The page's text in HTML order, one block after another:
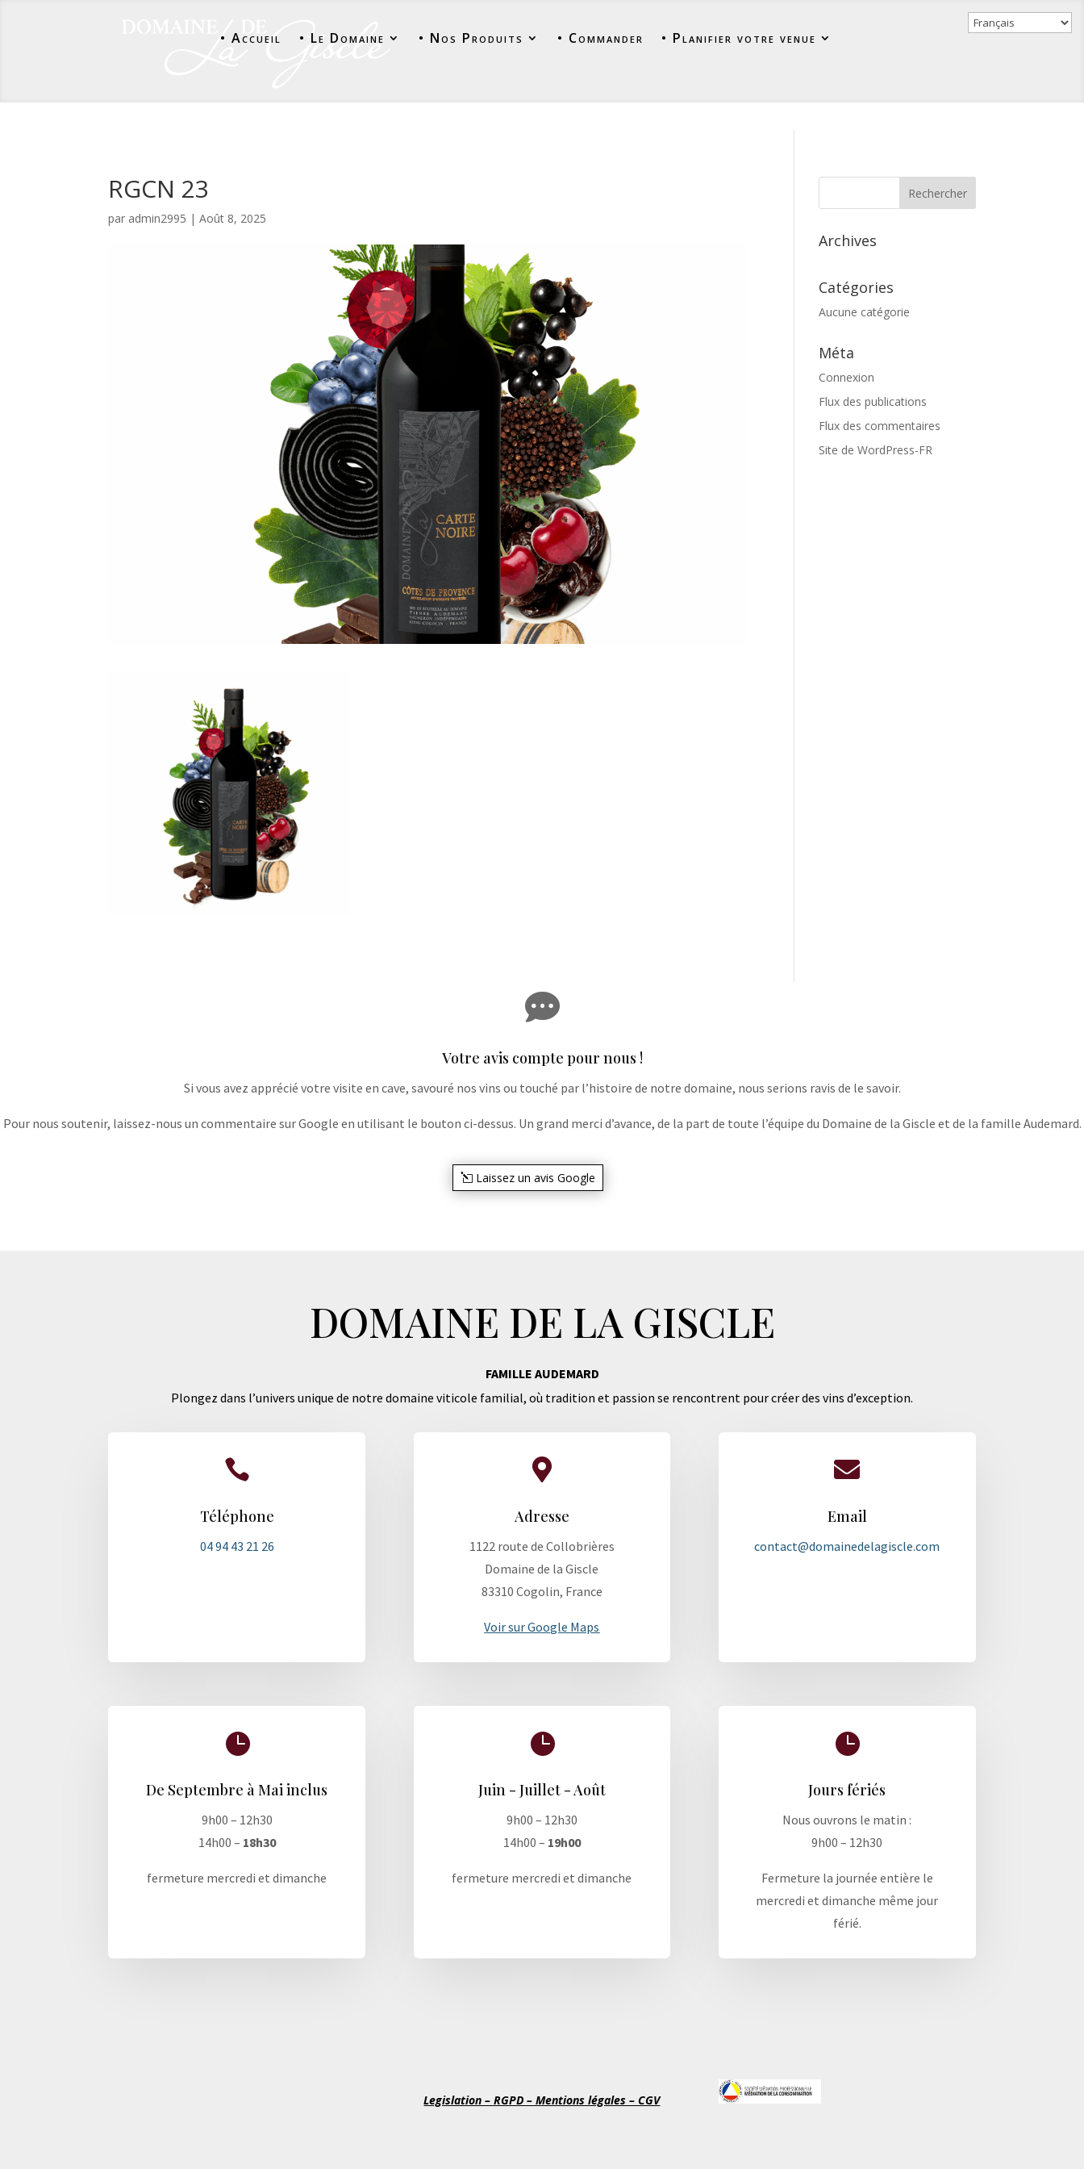
• Accueil • Le Domaine • Nos Produits • Commander • Planifier votre venue
RGCN 23
par admin2995 |Août 8, 2025
Archives
Catégories
Aucune catégorie
Méta
Connexion
Flux des publications
Flux des commentaires
Site de WordPress-FR

Votre avis compte pour nous !
Si vous avez apprécié votre visite en cave, savouré nos vins ou touché par l’histoire de notre domaine, nous serions ravis de le savoir.
Pour nous soutenir, laissez-nous un commentaire sur Google en utilisant le bouton ci-dessus. Un grand merci d’avance, de la part de toute l’équipe du Domaine de la Giscle et de la famille Audemard.
Laissez un avis Google
DOMAINE DE LA GISCLE
FAMILLE AUDEMARD
Plongez dans l’univers unique de notre domaine viticole familial, où tradition et passion se rencontrent pour créer des vins d’exception.

Téléphone
04 94 43 21 26

Adresse
1122 route de Collobrières
Domaine de la Giscle
83310 Cogolin, France
Voir sur Google Maps

Email
contact@domainedelagiscle.com

De Septembre à Mai inclus
9h00 – 12h30
14h00 – 18h30
fermeture mercredi et dimanche

Juin - Juillet - Août
9h00 – 12h30
14h00 – 19h00
fermeture mercredi et dimanche

Jours fériés
Nous ouvrons le matin :
9h00 – 12h30
Fermeture la journée entière le
mercredi et dimanche même jour
férié.
Legislation – RGPD – Mentions légales – CGV